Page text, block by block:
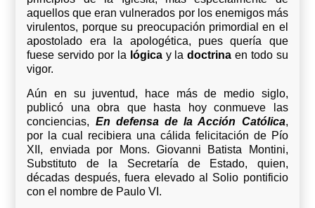
aquellos que eran vulnerados por los enemigos más
virulentos, porque su preocupación primordial en el
apostolado era la apologética, pues quería que
fuese servido por la lógicay ladoctrina en todo su
vigor.
Aún en su juventud, hace más de medio siglo,
publicó una obra que hasta hoy conmueve las
conciencias, En defensa de la Acción Católica,
por la cual recibiera una cálida felicitación de Pío
XII, enviada por Mons. Giovanni Batista Montini,
Substituto de la Secretaría de Estado, quien,
décadas después, fuera elevado al Solio pontificio
con el nombre de Paulo VI.